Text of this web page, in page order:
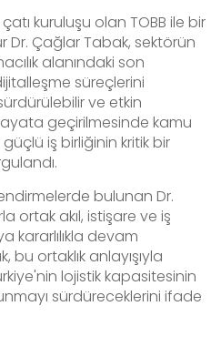
kuruluşu olan TOBB ile bir
Dr. Çağlar Tabak, sektörün
alanındaki son
süreçlerini
ve etkin
geçirilmesinde kamu
iş birliğinin kritik bir
bulunan Dr.
ortak akıl, istişare ve iş
kararlılıkla devam
bu ortaklık anlayışıyla
lojistik kapasitesinin
sürdüreceklerini ifade